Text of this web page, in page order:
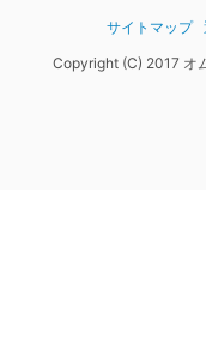
サイトマップ
Copyright (C) 2017 オ